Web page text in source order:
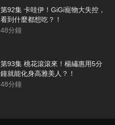
第92集 卡哇伊！GiGi寵物大失控，
看到什麼都想吃？！
48分鐘
第93集 桃花滾滾來！楊繡惠用5分
鐘就能化身高雅美人？！
48分鐘